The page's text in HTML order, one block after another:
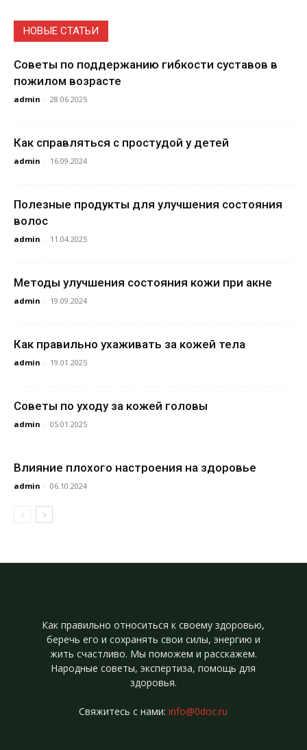
НОВЫЕ СТАТЬИ
Советы по поддержанию гибкости суставов в
пожилом возрасте
admin - 28.06.2025
Как справляться с простудой у детей
admin - 16.09.2024
Полезные продукты для улучшения состояния
волос
admin - 11.04.2025
Методы улучшения состояния кожи при акне
admin - 19.09.2024
Как правильно ухаживать за кожей тела
admin - 19.01.2025
Советы по уходу за кожей головы
admin - 05.01.2025
Влияние плохого настроения на здоровье
admin - 06.10.2024
Как правильно относиться к своему здоровью,
беречь его и сохранять свои силы, энергию и
жить счастливо. Мы поможем и расскажем.
Народные советы, экспертиза, помощь для
здоровья.
Свяжитесь с нами:info@0doc.ru